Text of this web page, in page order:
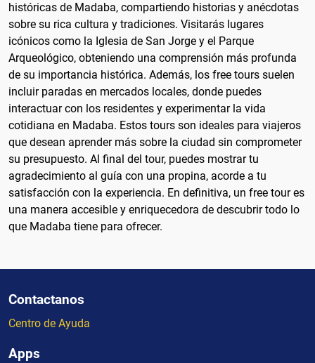
históricas de Madaba, compartiendo historias y anécdotas
sobre su rica cultura y tradiciones. Visitarás lugares
icónicos como la Iglesia de San Jorge y el Parque
Arqueológico, obteniendo una comprensión más profunda
de su importancia histórica. Además, los free tours suelen
incluir paradas en mercados locales, donde puedes
interactuar con los residentes y experimentar la vida
cotidiana en Madaba. Estos tours son ideales para viajeros
que desean aprender más sobre la ciudad sin comprometer
su presupuesto. Al final del tour, puedes mostrar tu
agradecimiento al guía con una propina, acorde a tu
satisfacción con la experiencia. En definitiva, un free tour es
una manera accesible y enriquecedora de descubrir todo lo
que Madaba tiene para ofrecer.
Contactanos
Centro de Ayuda
Apps